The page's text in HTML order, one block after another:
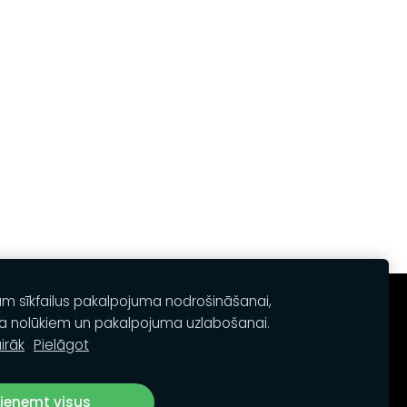
sīkfailus pakalpojuma nodrošināšanai,
nolūkiem un pakalpojuma uzlabošanai.
Pielāgot
visus